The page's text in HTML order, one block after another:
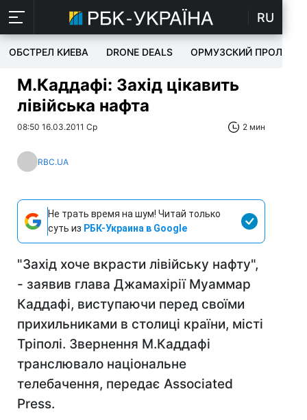
RU
ОБСТРЕЛ КИЕВА DRONE DEALS ОРМУЗСКИЙ ПРОЛИВ
М.Каддафі: Захід цікавить
лівійська нафта
08:50 16.03.2011 Ср 2 мин
RBC.UA
Не трать время на шум! Читай только
суть из РБК-Украина в Google
"Захід хоче вкрасти лівійську нафту",
- заявив глава Джамахірії Муаммар
Каддафі, виступаючи перед своїми
прихильниками в столиці країни, місті
Тріполі. Звернення М.Каддафі
транслювало національне
телебачення, передає Associated
Press.